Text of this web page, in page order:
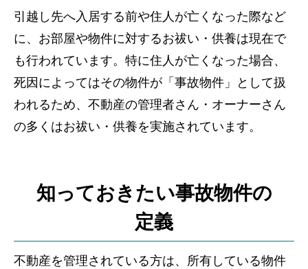
引越し先へ入居する前や住人が亡くなった際など
に、お部屋や物件に対するお祓い・供養は現在で
も行われています。特に住人が亡くなった場合、
死因によってはその物件が「事故物件」として扱
われるため、不動産の管理者さん・オーナーさん
の多くはお祓い・供養を実施されています。
知っておきたい事故物件の
定義
不動産を管理されている方は、所有している物件